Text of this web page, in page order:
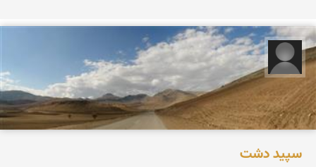
سید امیر علی قوامی
سپید دشت